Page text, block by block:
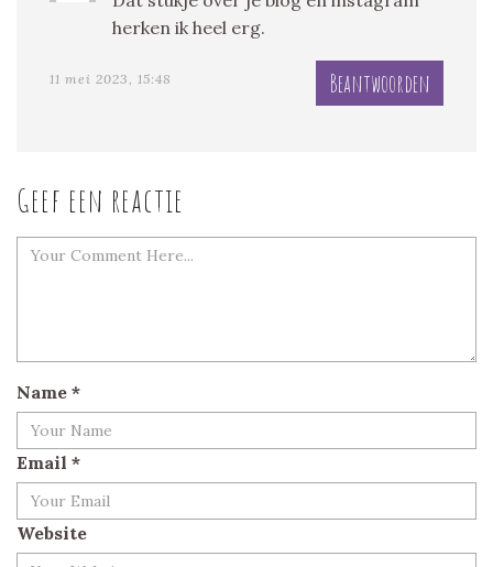
herken ik heel erg.
11 mei 2023, 15:48 Beantwoorden
Geef een reactie
Name *
Email *
Website